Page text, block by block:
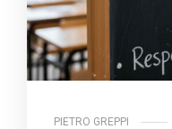
PIETRO GREPPI